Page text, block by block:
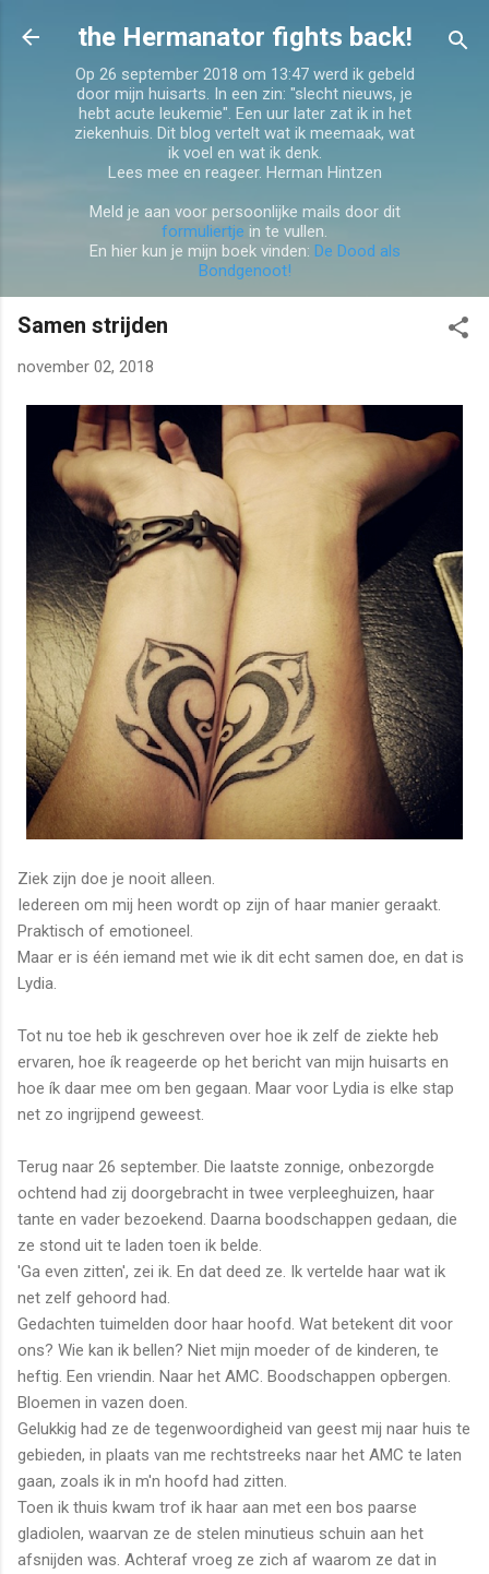
Doorgaan naar hoofdcontent
the Hermanator fights back!
Op 26 september 2018 om 13:47 werd ik gebeld
door mijn huisarts. In een zin: "slecht nieuws, je
hebt acute leukemie". Een uur later zat ik in het
ziekenhuis. Dit blog vertelt wat ik meemaak, wat
ik voel en wat ik denk.
Lees mee en reageer. Herman Hintzen
Meld je aan voor persoonlijke mails door dit
formuliertje in te vullen.
En hier kun je mijn boek vinden: De Dood als
Bondgenoot!
Samen strijden
november 02, 2018
Ziek zijn doe je nooit alleen.
Iedereen om mij heen wordt op zijn of haar manier geraakt.
Praktisch of emotioneel.
Maar er is één iemand met wie ik dit echt samen doe, en dat is
Lydia.
Tot nu toe heb ik geschreven over hoe ik zelf de ziekte heb
ervaren, hoe ík reageerde op het bericht van mijn huisarts en
hoe ík daar mee om ben gegaan. Maar voor Lydia is elke stap
net zo ingrijpend geweest.
Terug naar 26 september. Die laatste zonnige, onbezorgde
ochtend had zij doorgebracht in twee verpleeghuizen, haar
tante en vader bezoekend. Daarna boodschappen gedaan, die
ze stond uit te laden toen ik belde.
'Ga even zitten', zei ik. En dat deed ze. Ik vertelde haar wat ik
net zelf gehoord had.
Gedachten tuimelden door haar hoofd. Wat betekent dit voor
ons? Wie kan ik bellen? Niet mijn moeder of de kinderen, te
heftig. Een vriendin. Naar het AMC. Boodschappen opbergen.
Bloemen in vazen doen.
Gelukkig had ze de tegenwoordigheid van geest mij naar huis te
gebieden, in plaats van me rechtstreeks naar het AMC te laten
gaan, zoals ik in m'n hoofd had zitten.
Toen ik thuis kwam trof ik haar aan met een bos paarse
gladiolen, waarvan ze de stelen minutieus schuin aan het
afsnijden was. Achteraf vroeg ze zich af waarom ze dat in